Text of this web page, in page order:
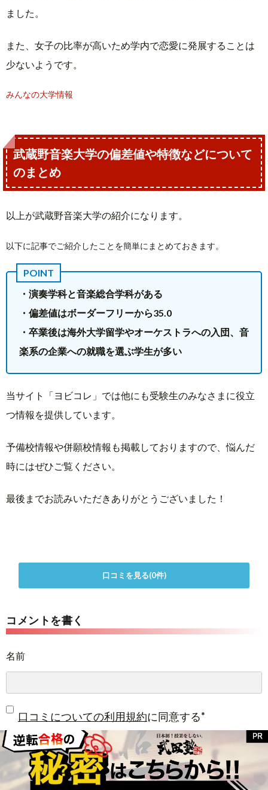
ました。
また、女子の比率が高いため学内で恋愛に発展することは
少ないようです。
みんなの大学情報
武蔵野音楽大学の偏差値や特徴などについて
のまとめ
以上が武蔵野音楽大学の紹介になります。
以下に記事でご紹介したことを簡単にまとめておきます。
・演奏学科と音楽総合学科がある
・偏差値はボーダーフリーから35.0
・卒業後は海外大学留学やオーケストラへの入団、音
楽系の企業への就職を選ぶ学生が多い
当サイト「ヨビコレ」では他にも受験生のみなさまに役立
つ情報を提供しています。
予備校情報や併願校情報も掲載しておりますので、悩んだ
時にはぜひご覧ください。
最後までお読みいただきありがとうございました！
口コミを見る(0件)
コメントを書く
名前
口コミについての利用規約に同意する*
評価: